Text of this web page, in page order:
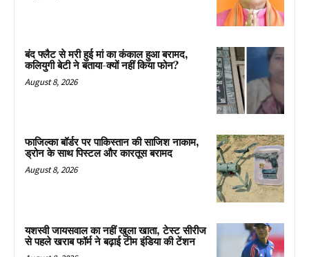
बंद फ्लैट से मरी हुई मां का कंकाल हुआ बरामद,
कलियुगी बेटी ने बताया-क्यों नहीं किया फोन?
August 8, 2026
फाजिल्का बॉर्डर पर पाकिस्तान की साजिश नाकाम,
ड्रोन के साथ पिस्टल और कारतूस बरामद
August 8, 2026
यशस्वी जायसवाल का नहीं खुला खाता, टेस्ट सीरीज
से पहले खराब फॉर्म ने बढ़ाई टीम इंडिया की टेंशन